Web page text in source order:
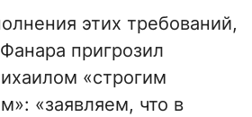
этих требований,
пригрозил
«строгим
«заявляем, что в